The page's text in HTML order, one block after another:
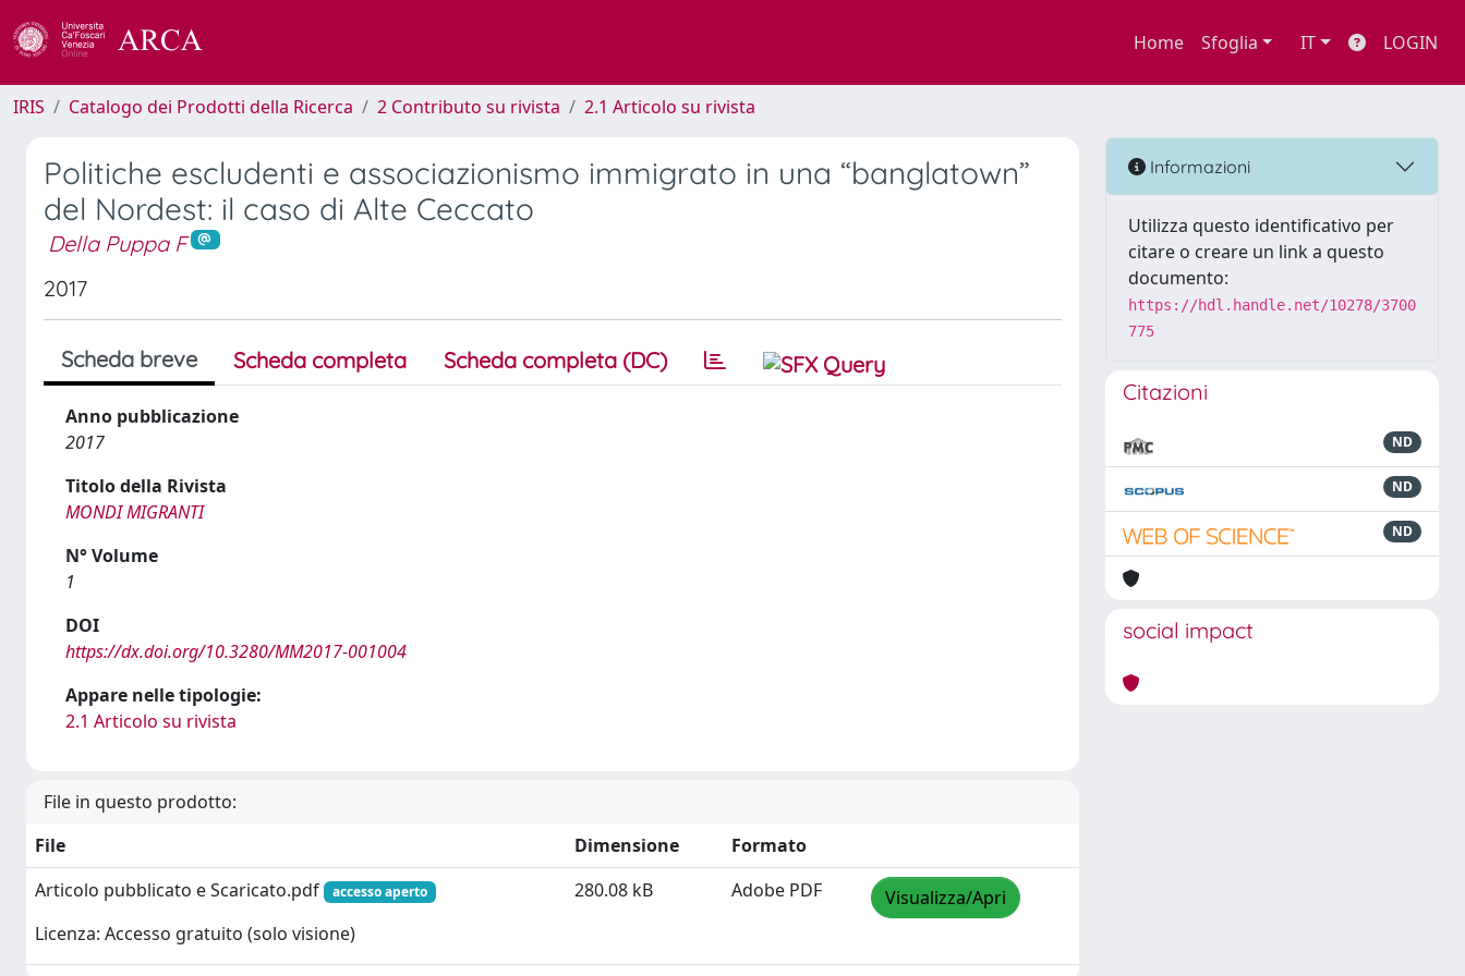
Home Sfoglia IT LOGIN
IRIS Catalogo dei Prodotti della Ricerca 2 Contributo su rivista 2.1 Articolo su rivista
Politiche escludenti e associazionismo immigrato in una “banglatown”
del Nordest: il caso di Alte Ceccato
Della Puppa F
2017
Scheda breve Scheda completa Scheda completa (DC)
Anno pubblicazione
2017
Titolo della Rivista
MONDI MIGRANTI
N° Volume
1
DOI
https://dx.doi.org/10.3280/MM2017-001004
Appare nelle tipologie:
2.1 Articolo su rivista
File in questo prodotto:
File
Dimensione
Formato
Articolo pubblicato e Scaricato.pdf
accesso aperto
Licenza: Accesso gratuito (solo visione)
280.08 kB Adobe PDF Visualizza/Apri
Informazioni
Utilizza questo identificativo per
citare o creare un link a questo
documento:
https://hdl.handle.net/10278/3700
775
Citazioni
ND
ND
ND
social impact